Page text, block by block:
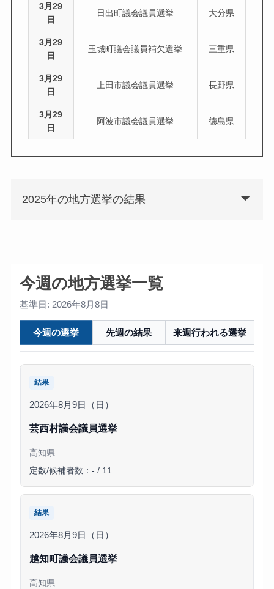
3月29
日
日出町議会議員選挙 大分県
3月29
日
玉城町議会議員補欠選挙 三重県
3月29
日
上田市議会議員選挙 長野県
3月29
日
阿波市議会議員選挙 徳島県
2025年の地方選挙の結果
今週の地方選挙一覧
基準日: 2026年8月8日
今週の選挙 先週の結果 来週行われる選挙
結果
2026年8月9日（日）
芸西村議会議員選挙
高知県
定数/候補者数：- / 11
結果
2026年8月9日（日）
越知町議会議員選挙
高知県